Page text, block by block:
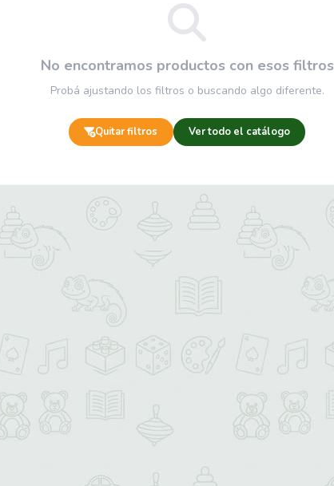
No encontramos productos con esos filtros
Probá ajustando los filtros o buscando algo diferente.
Quitar filtros Ver todo el catálogo